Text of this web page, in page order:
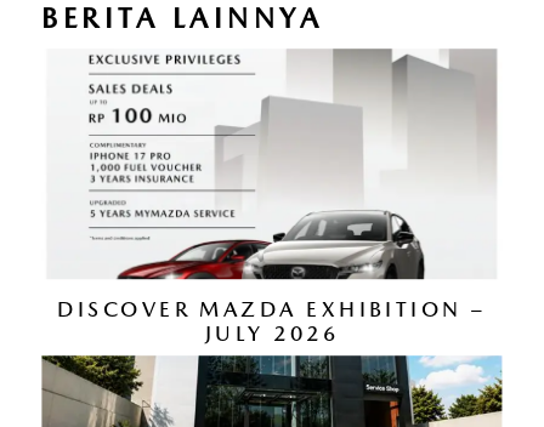
BERITA LAINNYA
DISCOVER MAZDA EXHIBITION –
JULY 2026